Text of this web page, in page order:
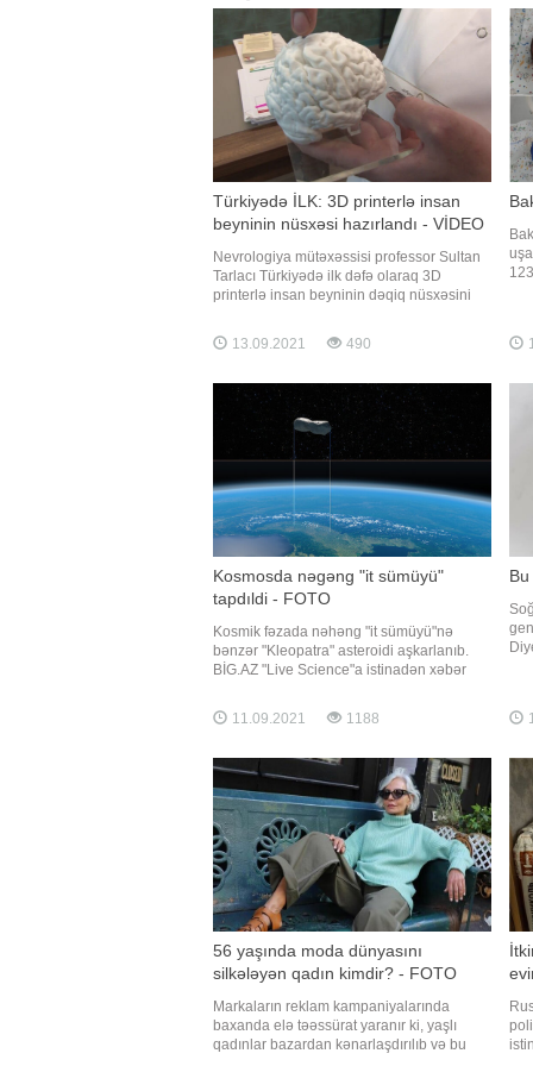
Türkiyədə İLK: 3D printerlə insan
beyninin nüsxəsi hazırlandı - VİDEO
Nevrologiya mütəxəssisi professor Sultan
Tarlacı Türkiyədə ilk dəfə olaraq 3D
printerlə insan beyninin dəqiq nüsxəsini
keçmişdə beyinin içindəki quruluşu
anlamaq üçün silikon yerləşdirmə kimi
inkişafla beyinin xaric
13.09.2021 490
Kosmosda nəgəng "it sümüyü"
tapdıldi - FOTO
Kosmik fəzada nəhəng "it sümüyü"nə
bənzər "Kleopatra" asteroidi aşkarlanıb.
BİG.AZ "Live Science"a istinadən xəbər
asteroidin uzunluğu 270 kilometr, çəkisi
3,27 kvadrilyon ton, sıxlığı isə hər kub
11.09.2021 1188
56 yaşında moda dünyasını
silkələyən qadın kimdir? - FOTO
Markaların reklam kampaniyalarında
baxanda elə təəssürat yaranır ki, yaşlı
qadınlar bazardan kənarlaşdırılıb və bu